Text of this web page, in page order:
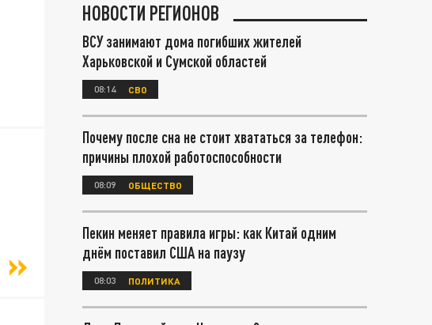
НОВОСТИ РЕГИОНОВ
ВСУ занимают дома погибших жителей
Харьковской и Сумской областей
08:14 СВО
Почему после сна не стоит хвататься за телефон:
причины плохой работоспособности
08:09 ОБЩЕСТВО
Пекин меняет правила игры: как Китай одним
днём поставил США на паузу
08:03 ПОЛИТИКА